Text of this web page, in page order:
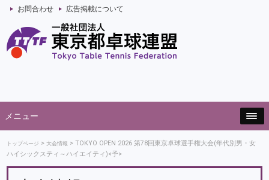
お問合わせ 広告掲載について
メニュー
トップページ 大会情報
TOKYO OPEN 2026 第78回東京卓球選手権大会(年代別男・女
ハイシックスティ～ハイエイティ)<予>